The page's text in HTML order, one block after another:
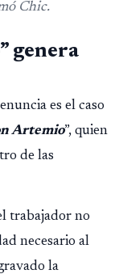
Chic.
genera
es el caso
Artemio”, quien
de las
trabajador no
necesario al
la